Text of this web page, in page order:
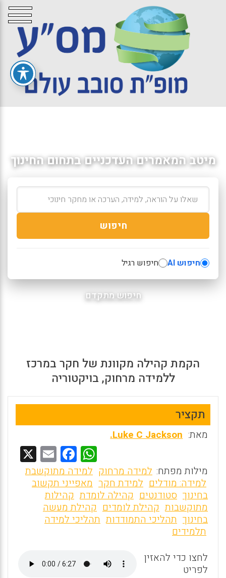
מיטב המאמרים העדכניים בתחום החינוך
חיפוש
חיפוש AI חיפוש רגיל
חיפוש מתקדם
הקמת קהילה מקוונת של חקר במרכז
ללמידה מרחוק, בויקטוריה
תקציר
מאת: Luke C Jackson.
W
h
at
s
A
F
a
ce
b
o
E
m
ai
מילות מפתח: למידה מרחוק למידה מתוקשבת
למידה: מודלים למידת חקר מאפייני תקשוב
בחינוך סטודנטים קהילה לומדת קהילות
מתוקשבות קהילת לומדים קהילת מעשה
בחינוך תהליכי התמודדות תהליכי למידה
תלמידים
לחצו כדי להאזין
לפריט